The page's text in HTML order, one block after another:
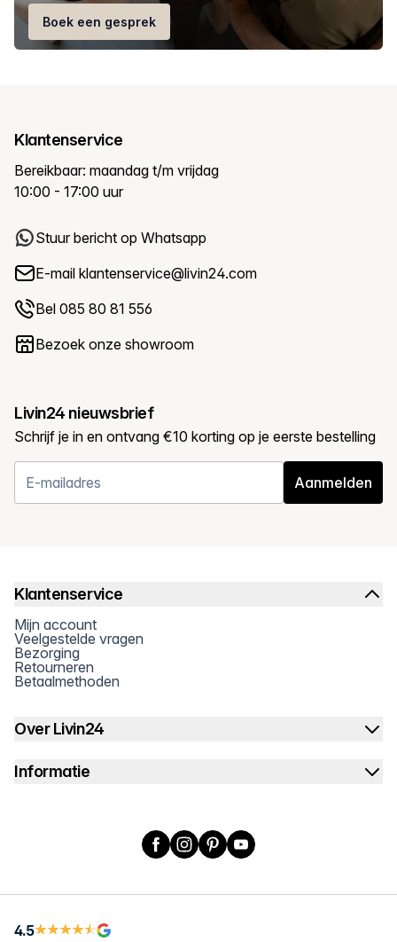
Boek een gesprek
Klantenservice
Bereikbaar: maandag t/m vrijdag
10:00 - 17:00 uur
Stuur bericht op Whatsapp
E-mail klantenservice@livin24.com
Bel 085 80 81 556
Bezoek onze showroom
Livin24 nieuwsbrief
Schrijf je in en ontvang €10 korting op je eerste bestelling
Aanmelden
Klantenservice
Mijn account
Veelgestelde vragen
Bezorging
Retourneren
Betaalmethoden
Over Livin24
Informatie
Facebook
Instagram
PinterestYouTube
4.5